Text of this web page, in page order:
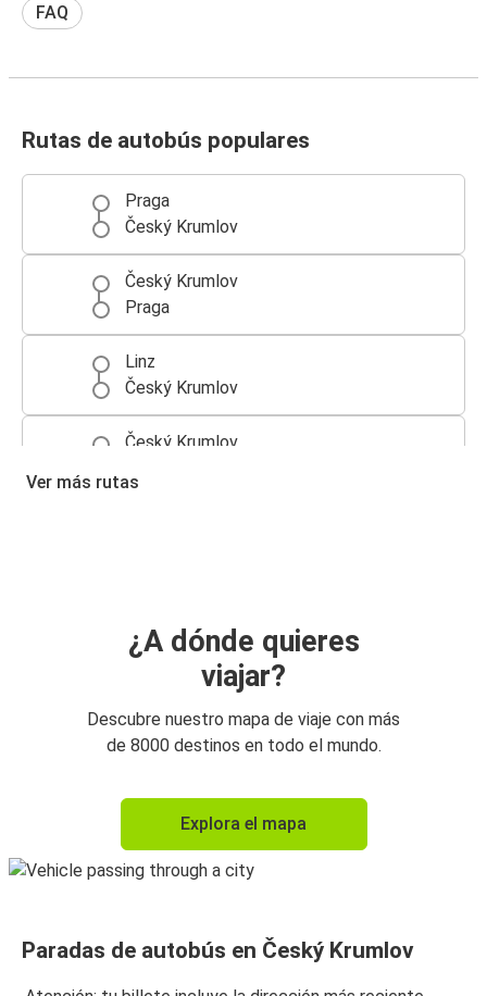
FAQ
Rutas de autobús populares
Praga
Český Krumlov
Český Krumlov
Praga
Linz
Český Krumlov
Český Krumlov
Český Krumlov
Český Krumlov
Český Krumlov
Viena
Český Krumlov
Ver más rutas
¿A dónde quieres
viajar?
Descubre nuestro mapa de viaje con más
de 8000 destinos en todo el mundo.
Explora el mapa
Paradas de autobús en Český Krumlov